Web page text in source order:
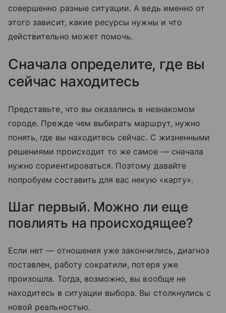
совершенно разные ситуации. А ведь именно от
этого зависит, какие ресурсы нужны и что
действительно может помочь.
Сначала определите, где вы
сейчас находитесь
Представьте, что вы оказались в незнакомом
городе. Прежде чем выбирать маршрут, нужно
понять, где вы находитесь сейчас. С жизненными
решениями происходит то же самое — сначала
нужно сориентироваться. Поэтому давайте
попробуем составить для вас некую «карту».
Шаг первый. Можно ли еще
повлиять на происходящее?
Если нет — отношения уже закончились, диагноз
поставлен, работу сократили, потеря уже
произошла. Тогда, возможно, вы вообще не
находитесь в ситуации выбора. Вы столкнулись с
новой реальностью.